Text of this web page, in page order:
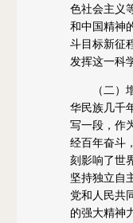
色社会主义
和中国精神
斗目标新征
发挥这一科
（二）增
华民族几千
写一段，作
经百年奋斗
刻影响了世
坚持独立自
党和人民共
的强大精神